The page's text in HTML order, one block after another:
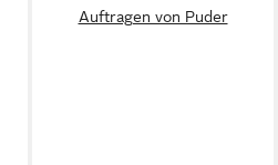
Auftragen von Puder